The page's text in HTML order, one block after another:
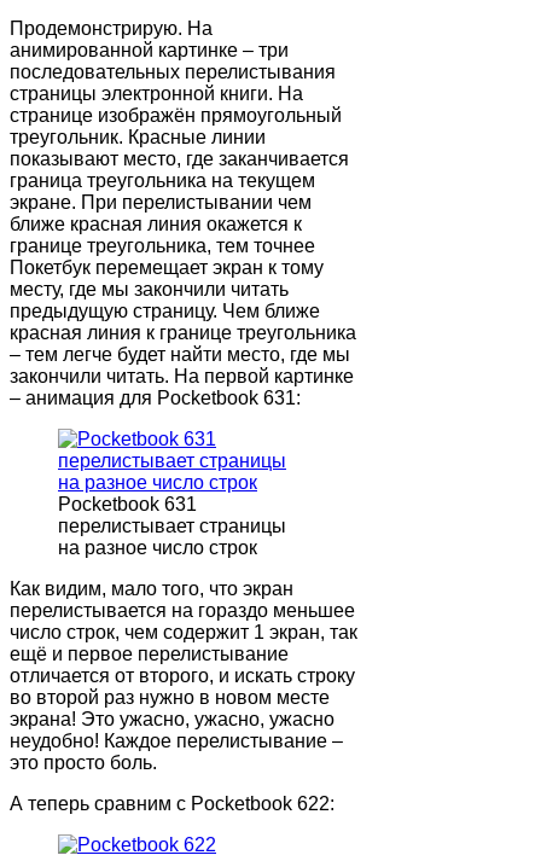
Продемонстрирую. На
анимированной картинке – три
последовательных перелистывания
страницы электронной книги. На
странице изображён прямоугольный
треугольник. Красные линии
показывают место, где заканчивается
граница треугольника на текущем
экране. При перелистывании чем
ближе красная линия окажется к
границе треугольника, тем точнее
Покетбук перемещает экран к тому
месту, где мы закончили читать
предыдущую страницу. Чем ближе
красная линия к границе треугольника
– тем легче будет найти место, где мы
закончили читать. На первой картинке
– анимация для Pocketbook 631:
Pocketbook 631
перелистывает страницы
на разное число строк
Как видим, мало того, что экран
перелистывается на гораздо меньшее
число строк, чем содержит 1 экран, так
ещё и первое перелистывание
отличается от второго, и искать строку
во второй раз нужно в новом месте
экрана! Это ужасно, ужасно, ужасно
неудобно! Каждое перелистывание –
это просто боль.
А теперь сравним с Pocketbook 622: